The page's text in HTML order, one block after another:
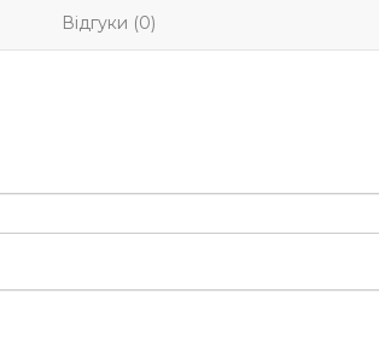
Відгуки (0)